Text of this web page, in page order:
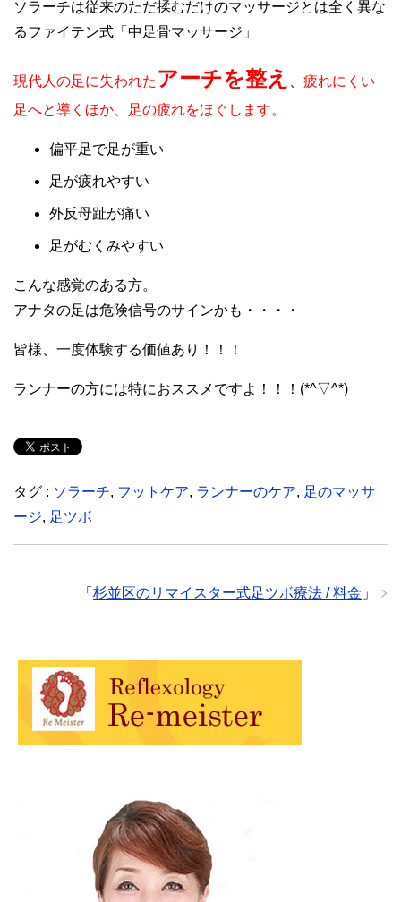
ソラーチは従来のただ揉むだけのマッサージとは全く異な
るファイテン式「中足骨マッサージ」
現代人の足に失われた アーチを整え
疲れにくい
足へと導くほか、
足の疲れをほぐします。
偏平足で足が重い
足が疲れやすい
外反母趾が痛い
足がむくみやすい
こんな感覚のある方。
アナタの足は危険信号のサインかも・・・・
皆様、一度体験する価値あり！！！
ランナーの方には特におススメですよ！！！(*^▽^*)
タグ : ソラーチ, フットケア, ランナーのケア, 足のマッサ
ージ, 足ツボ
「 杉並区のリマイスター式足ツボ療法 / 料金 」